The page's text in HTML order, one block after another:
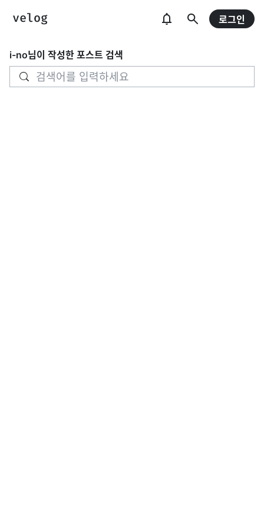
로그인
i-no님이 작성한 포스트 검색